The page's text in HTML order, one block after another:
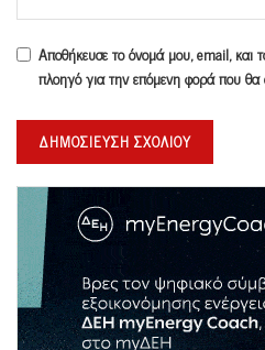
Αποθήκευσε το όνομά μου, email, και
πλοηγό για την επόμενη φορά που θα